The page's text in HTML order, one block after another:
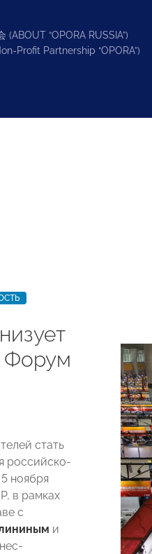
(ABOUT “OPORA RUSSIA”)
Profit Partnership “OPORA”)
Форум
стать
российско-
ноября
в рамках
с
и